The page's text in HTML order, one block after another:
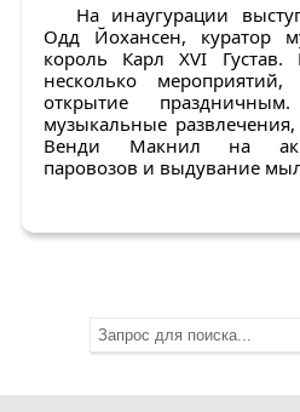
На инаугурации
Одд Йохансен, куратор
король Карл XVI Густав.
несколько
открытие
музыкальные
Венди Макнил на
паровозов и выдувание